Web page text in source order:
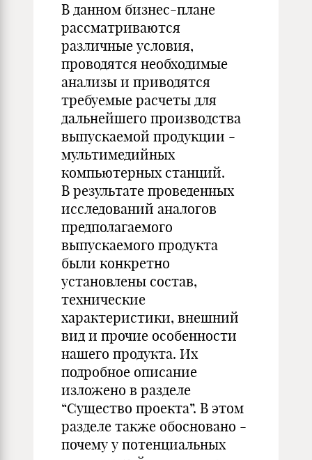
В данном бизнес-плане
рассматриваются
различные условия,
проводятся необходимые
анализы и приводятся
требуемые расчеты для
дальнейшего производства
выпускаемой продукции -
мультимедийных
компьютерных станций.
В результате проведенных
исследований аналогов
предполагаемого
выпускаемого продукта
были конкретно
установлены состав,
технические
характеристики, внешний
вид и прочие особенности
нашего продукта. Их
подробное описание
изложено в разделе
“Существо проекта”. В этом
разделе также обосновано -
почему у потенциальных